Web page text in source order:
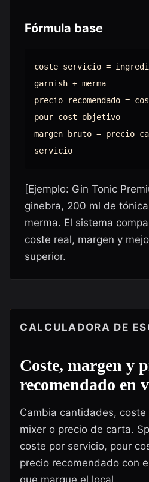
Fórmula base
coste servicio =
garnish + merma
precio recomendado =
pour cost objetivo
margen bruto = precio
servicio
[Ejemplo: Gin Tonic
ginebra, 200 ml de
merma. El sistema
coste real, margen y
superior.
CALCULADORA DE
Coste, margen y
recomendado en
Cambia cantidades,
mixer o precio de carta.
coste por servicio, pour
precio recomendado con
que marque el local.